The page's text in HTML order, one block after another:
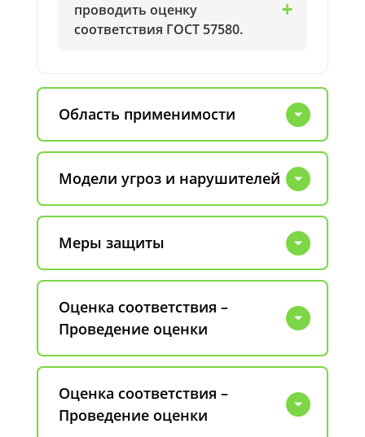
проводить оценку
соответствия ГОСТ 57580.
Область применимости
Модели угроз и нарушителей
Меры защиты
Оценка соответствия –
Проведение оценки
Оценка соответствия –
Проведение оценки